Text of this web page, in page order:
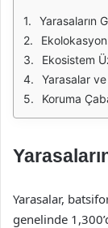
Yarasaların
Ekosistem
Yarasalar ve
Koruma
Yarasalar,
genelinde